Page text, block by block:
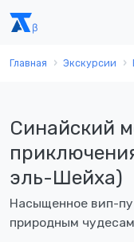
Главная Экскурсии
Синайский
эль-Шейха)
Насыщенное вип-
природным